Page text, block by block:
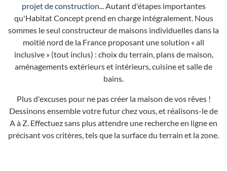
projet de construction... Autant d'étapes importantes
qu'Habitat Concept prend en charge intégralement. Nous
sommes le seul constructeur de maisons individuelles dans la
moitié nord de la France proposant une solution « all
inclusive » (tout inclus) : choix du terrain, plans de maison,
aménagements extérieurs et intérieurs, cuisine et salle de
bains.
Plus d'excuses pour ne pas créer la maison de vos rêves !
Dessinons ensemble votre futur chez vous, et réalisons-le de
A à Z. Effectuez sans plus attendre une recherche en ligne en
précisant vos critères, tels que la surface du terrain et la zone.